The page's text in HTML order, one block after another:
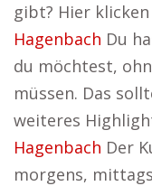
gibt? Hier
Hagenbach Du
du möchtest,
müssen. Das
weiteres
Hagenbach Der
morgens,